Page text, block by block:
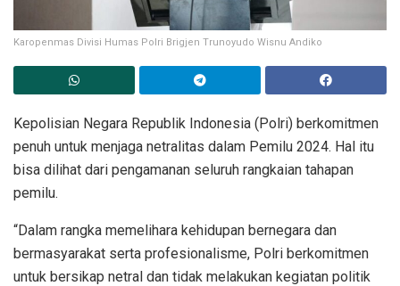
Karopenmas Divisi Humas Polri Brigjen Trunoyudo Wisnu Andiko
Kepolisian Negara Republik Indonesia (Polri) berkomitmen
penuh untuk menjaga netralitas dalam Pemilu 2024. Hal itu
bisa dilihat dari pengamanan seluruh rangkaian tahapan
pemilu.
“Dalam rangka memelihara kehidupan bernegara dan
bermasyarakat serta profesionalisme, Polri berkomitmen
untuk bersikap netral dan tidak melakukan kegiatan politik